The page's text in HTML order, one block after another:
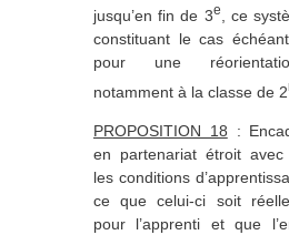
jusqu’en fin de 3e
, ce
constituant le cas
pour une
notamment à la classe de 2
PROPOSITION 18 :
en partenariat étroit avec
les conditions
ce que celui-ci soit
pour l’apprenti et que